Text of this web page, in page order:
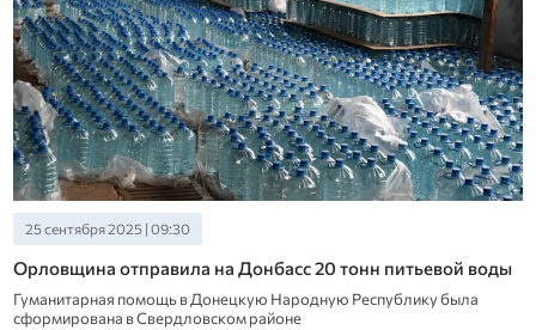
25 сентября 2025 | 09:30
Орловщина отправила на Донбасс 20 тонн питьевой воды
Гуманитарная помощь в Донецкую Народную Республику была
сформирована в Свердловском районе